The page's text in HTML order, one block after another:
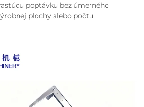
poptávku bez úmerného
plochy alebo počtu